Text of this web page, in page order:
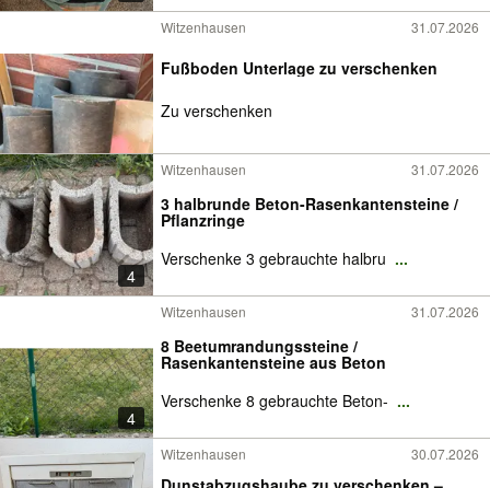
Witzenhausen 31.07.2026
Fußboden Unterlage zu verschenken
Zu verschenken
4
Witzenhausen 31.07.2026
3 halbrunde Beton-Rasenkantensteine /
Pflanzringe
Verschenke 3 gebrauchte halbru ...
4
Witzenhausen 31.07.2026
8 Beetumrandungssteine /
Rasenkantensteine aus Beton
Verschenke 8 gebrauchte Beton- ...
Witzenhausen 30.07.2026